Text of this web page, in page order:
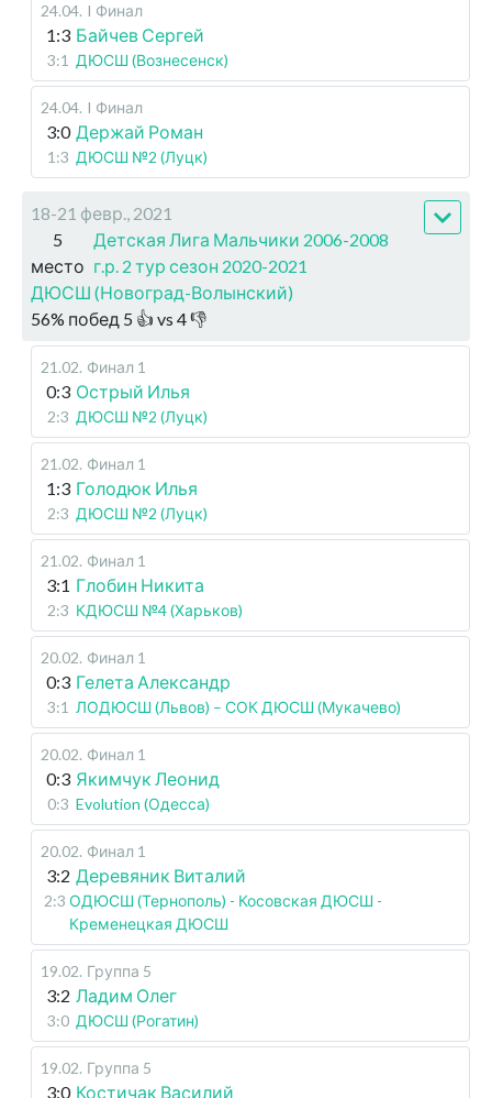
24.04. I Финал
1:3 Байчев Сергей
3:1 ДЮСШ (Вознесенск)
24.04. I Финал
3:0 Держай Роман
1:3 ДЮСШ №2 (Луцк)
18-21 февр., 2021
5
место
Детская Лига Мальчики 2006-2008
г.р. 2 тур сезон 2020-2021
ДЮСШ (Новоград-Волынский)
56% побед 5 👍 vs 4👎
21.02. Финал 1
0:3 Острый Илья
2:3 ДЮСШ №2 (Луцк)
21.02. Финал 1
1:3 Голодюк Илья
2:3 ДЮСШ №2 (Луцк)
21.02. Финал 1
3:1 Глобин Никита
2:3 КДЮСШ №4 (Харьков)
20.02. Финал 1
0:3 Гелета Александр
3:1 ЛОДЮСШ (Львов) – СОК ДЮСШ (Мукачево)
20.02. Финал 1
0:3 Якимчук Леонид
0:3 Evolution (Одесса)
20.02. Финал 1
3:2 Деревяник Виталий
2:3 ОДЮСШ (Тернополь) - Косовская ДЮСШ -
Кременецкая ДЮСШ
19.02. Группа 5
3:2 Ладим Олег
3:0 ДЮСШ (Рогатин)
19.02. Группа 5
3:0 Костичак Василий